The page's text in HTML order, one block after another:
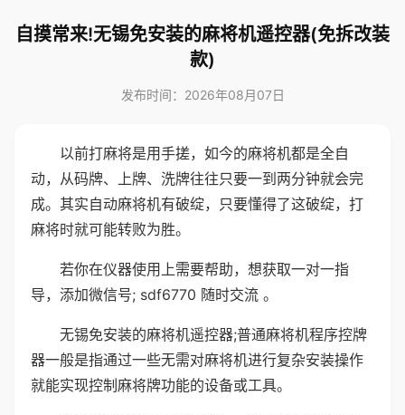
自摸常来!无锡免安装的麻将机遥控器(免拆改装
款)
发布时间：2026年08月07日
以前打麻将是用手搓，如今的麻将机都是全自
动，从码牌、上牌、洗牌往往只要一到两分钟就会完
成。其实自动麻将机有破绽，只要懂得了这破绽，打
麻将时就可能转败为胜。
若你在仪器使用上需要帮助，想获取一对一指
导，添加微信号; sdf6770 随时交流 。
无锡免安装的麻将机遥控器;普通麻将机程序控牌
器一般是指通过一些无需对麻将机进行复杂安装操作
就能实现控制麻将牌功能的设备或工具。